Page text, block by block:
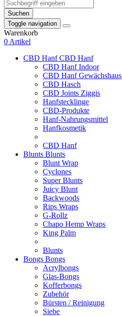
Suchen
Toggle navigation
Warenkorb
0 Artikel
CBD HanfCBD Hanf
CBD Hanf Indoor
CBD Hanf Gewächshaus
CBD Hasch
CBD Joints Ziggis
Hanfstecklinge
CBD-Produkte
Hanf-Nahrungsmittel
Hanfkosmetik
CBD Hanf
Blunts Blunts
Blunt Wrap
Cyclones
Super Blunts
Juicy Blunt
Backwoods
Rips Wraps
G-Rollz
Chapo Hemp Wraps
King Palm
Blunts
Bongs Bongs
Acrylbongs
Glas-Bongs
Kofferbongs
Zubehör
Bürsten / Reinigung
Siebe